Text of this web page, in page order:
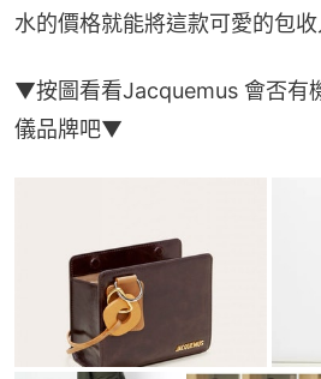
水的價格就能將這款可愛的包收
▼按圖看看Jacquemus 會否有
儀品牌吧▼